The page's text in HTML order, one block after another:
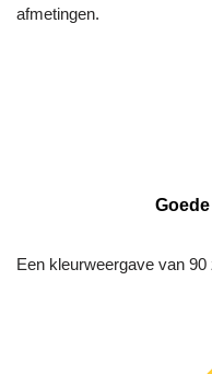
afmetingen.
Een kleurweergave van